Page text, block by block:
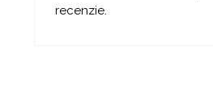
recenzie.